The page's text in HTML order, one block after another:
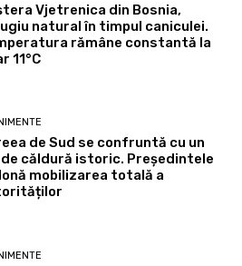
Vjetrenica din Bosnia,
natural în timpul caniculei.
rămâne constantă la
11°C
de Sud se confruntă cu un
căldură istoric. Președintele
mobilizarea totală a